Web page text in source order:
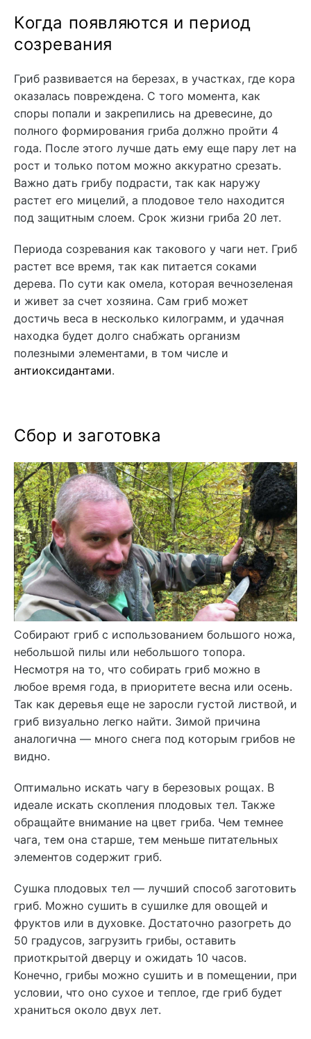
Когда появляются и период
созревания
Гриб развивается на березах, в участках, где кора
оказалась повреждена. С того момента, как
споры попали и закрепились на древесине, до
полного формирования гриба должно пройти 4
года. После этого лучше дать ему еще пару лет на
рост и только потом можно аккуратно срезать.
Важно дать грибу подрасти, так как наружу
растет его мицелий, а плодовое тело находится
под защитным слоем. Срок жизни гриба 20 лет.
Периода созревания как такового у чаги нет. Гриб
растет все время, так как питается соками
дерева. По сути как омела, которая вечнозеленая
и живет за счет хозяина. Сам гриб может
достичь веса в несколько килограмм, и удачная
находка будет долго снабжать организм
полезными элементами, в том числе и
антиоксидантами.
Сбор и заготовка
Собирают гриб с использованием большого ножа,
небольшой пилы или небольшого топора.
Несмотря на то, что собирать гриб можно в
любое время года, в приоритете весна или осень.
Так как деревья еще не заросли густой листвой, и
гриб визуально легко найти. Зимой причина
аналогична — много снега под которым грибов не
видно.
Оптимально искать чагу в березовых рощах. В
идеале искать скопления плодовых тел. Также
обращайте внимание на цвет гриба. Чем темнее
чага, тем она старше, тем меньше питательных
элементов содержит гриб.
Сушка плодовых тел — лучший способ заготовить
гриб. Можно сушить в сушилке для овощей и
фруктов или в духовке. Достаточно разогреть до
50 градусов, загрузить грибы, оставить
приоткрытой дверцу и ожидать 10 часов.
Конечно, грибы можно сушить и в помещении, при
условии, что оно сухое и теплое, где гриб будет
храниться около двух лет.